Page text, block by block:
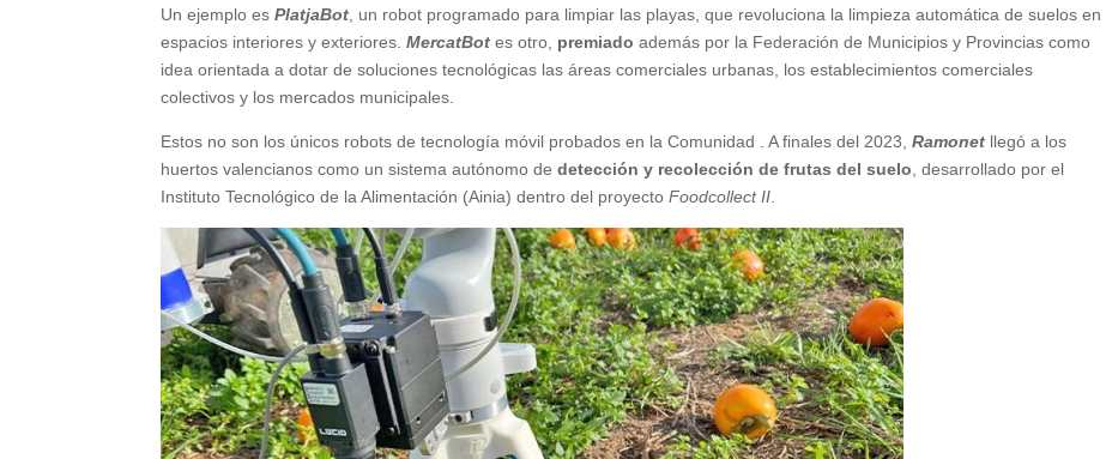
Un ejemplo esPlatjaBot , un robot programado para limpiar las playas, que revoluciona la limpieza automática de suelos en
espacios interiores y exteriores.MercatBot es otro, premiadoademás por la Federación de Municipios y Provincias como
idea orientada a dotar de soluciones tecnológicas las áreas comerciales urbanas, los establecimientos comerciales
colectivos y los mercados municipales.
Estos no son los únicos robots de tecnología móvil probados en la Comunidad . A finales del 2023,Ramonet llegó a los
huertos valencianos como un sistema autónomo dedetección y recolección de frutas del suelo , desarrollado por el
Instituto Tecnológico de la Alimentación (Ainia) dentro del proyectoFoodcollect II